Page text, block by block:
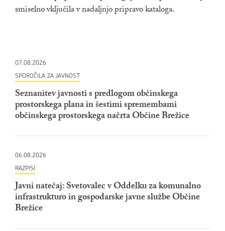
smiselno vključila v nadaljnjo pripravo kataloga.
07.08.2026
SPOROČILA ZA JAVNOST
Seznanitev javnosti s predlogom občinskega
prostorskega plana in šestimi spremembami
občinskega prostorskega načrta Občine Brežice
06.08.2026
RAZPISI
Javni natečaj: Svetovalec v Oddelku za komunalno
infrastrukturo in gospodarske javne službe Občine
Brežice